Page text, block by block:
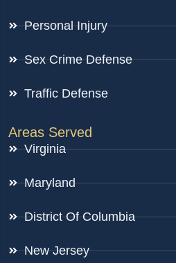
Personal Injury
Sex Crime Defense
Traffic Defense
Areas Served
Virginia
Maryland
District Of Columbia
New Jersey